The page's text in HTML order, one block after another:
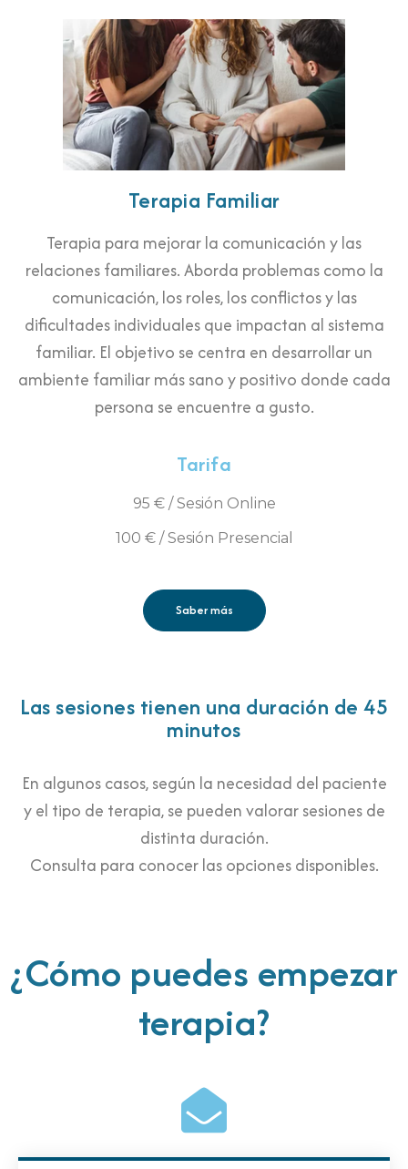
Terapia Familiar
Terapia para mejorar la comunicación y las
relaciones familiares. Aborda problemas como la
comunicación, los roles, los conflictos y las
dificultades individuales que impactan al sistema
familiar. El objetivo se centra en desarrollar un
ambiente familiar más sano y positivo donde cada
persona se encuentre a gusto.
Tarifa
95 € / Sesión Online
100 € / Sesión Presencial
Saber más
Las sesiones tienen una duración de 45
minutos
En algunos casos, según la necesidad del paciente
y el tipo de terapia, se pueden valorar sesiones de
distinta duración.
Consulta para conocer las opciones disponibles.
¿Cómo puedes empezar
terapia?